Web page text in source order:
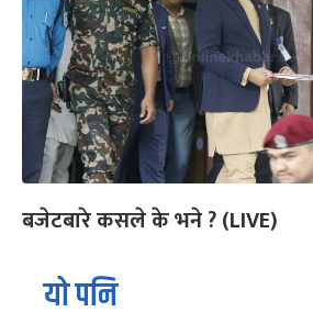
बजेटबारे कसले के भने ? (LIVE)
यो पनि